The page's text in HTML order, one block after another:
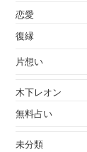
恋愛
復縁
片想い
木下レオン
無料占い
未分類